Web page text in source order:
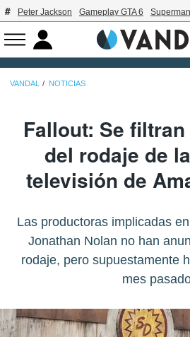
Peter Jackson Gameplay GTA 6 Superman
VANDAL NOTICIAS
Fallout: Se
del rodaje de
televisión de
Las productoras implicadas
Jonathan Nolan no han
rodaje, pero supuestamente
mes